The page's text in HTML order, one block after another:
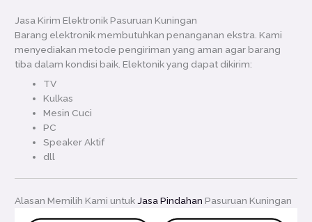
Jasa Kirim Elektronik Pasuruan Kuningan
Barang elektronik membutuhkan penanganan ekstra. Kami
menyediakan metode pengiriman yang aman agar barang
tiba dalam kondisi baik. Elektonik yang dapat dikirim:
TV
Kulkas
Mesin Cuci
PC
Speaker Aktif
dll
Alasan Memilih Kami untuk Jasa Pindahan Pasuruan Kuningan